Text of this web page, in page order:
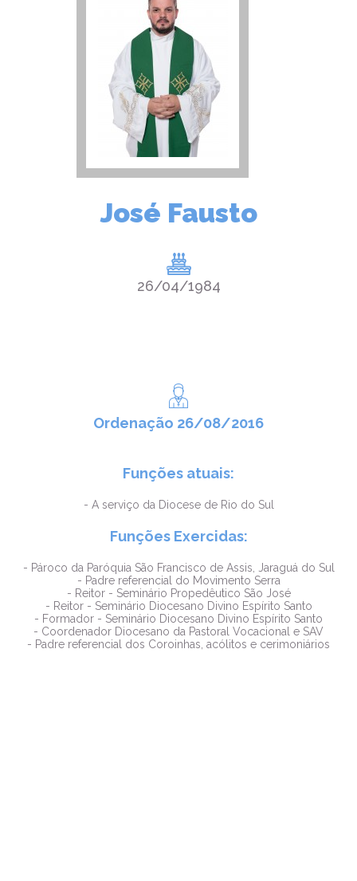
José Fausto
26/04/1984
Ordenação 26/08/2016
Funções atuais:
- A serviço da Diocese de Rio do Sul
Funções Exercidas:
- Pároco da Paróquia São Francisco de Assis, Jaraguá do Sul
- Padre referencial do Movimento Serra
- Reitor - Seminário Propedêutico São José
- Reitor - Seminário Diocesano Divino Espírito Santo
- Formador - Seminário Diocesano Divino Espírito Santo
- Coordenador Diocesano da Pastoral Vocacional e SAV
- Padre referencial dos Coroinhas, acólitos e cerimoniários